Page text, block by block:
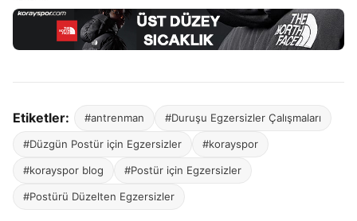
Etiketler: #antrenman #Duruşu Egzersizler Çalışmaları
#Düzgün Postür için Egzersizler #korayspor
#korayspor blog #Postür için Egzersizler
#Postürü Düzelten Egzersizler